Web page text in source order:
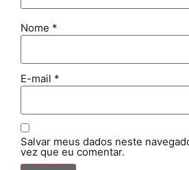
Nome *
E-mail *
Salvar meus dados neste
vez que eu comentar.